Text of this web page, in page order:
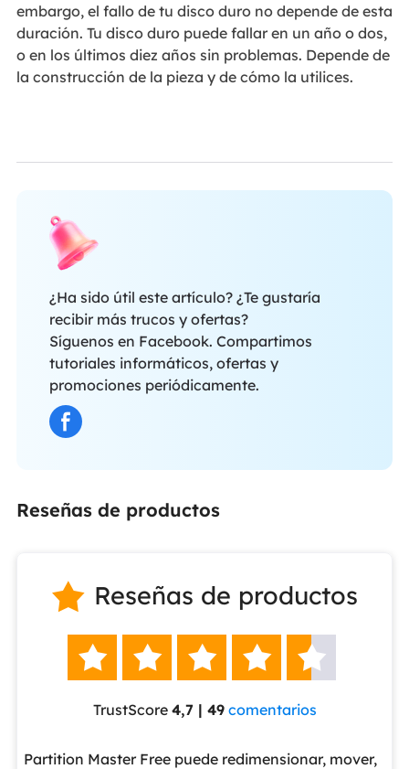
embargo, el fallo de tu disco duro no depende de esta
duración. Tu disco duro puede fallar en un año o dos,
o en los últimos diez años sin problemas. Depende de
la construcción de la pieza y de cómo la utilices.
¿Ha sido útil este artículo? ¿Te gustaría
recibir más trucos y ofertas?
Síguenos en Facebook. Compartimos
tutoriales informáticos, ofertas y
promociones periódicamente.
Reseñas de productos
 Reseñas de productos
    
TrustScore 4,7 | 49 comentarios
Partition Master Free puede redimensionar, mover,